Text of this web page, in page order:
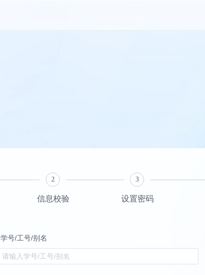
2
信息校验
3
设置密码
学号/工号/别名